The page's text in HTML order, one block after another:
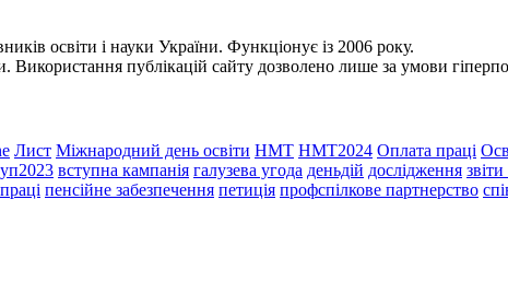
освіти і науки України. Функціонує із 2006 року.
Використання публікацій сайту дозволено лише за умови
Лист Міжнародний день освіти НМТ НМТ2024 Оплата праці
вступна кампанія галузева угода деньдій дослідження
пенсійне забезпечення петиція профспілкове партнерство